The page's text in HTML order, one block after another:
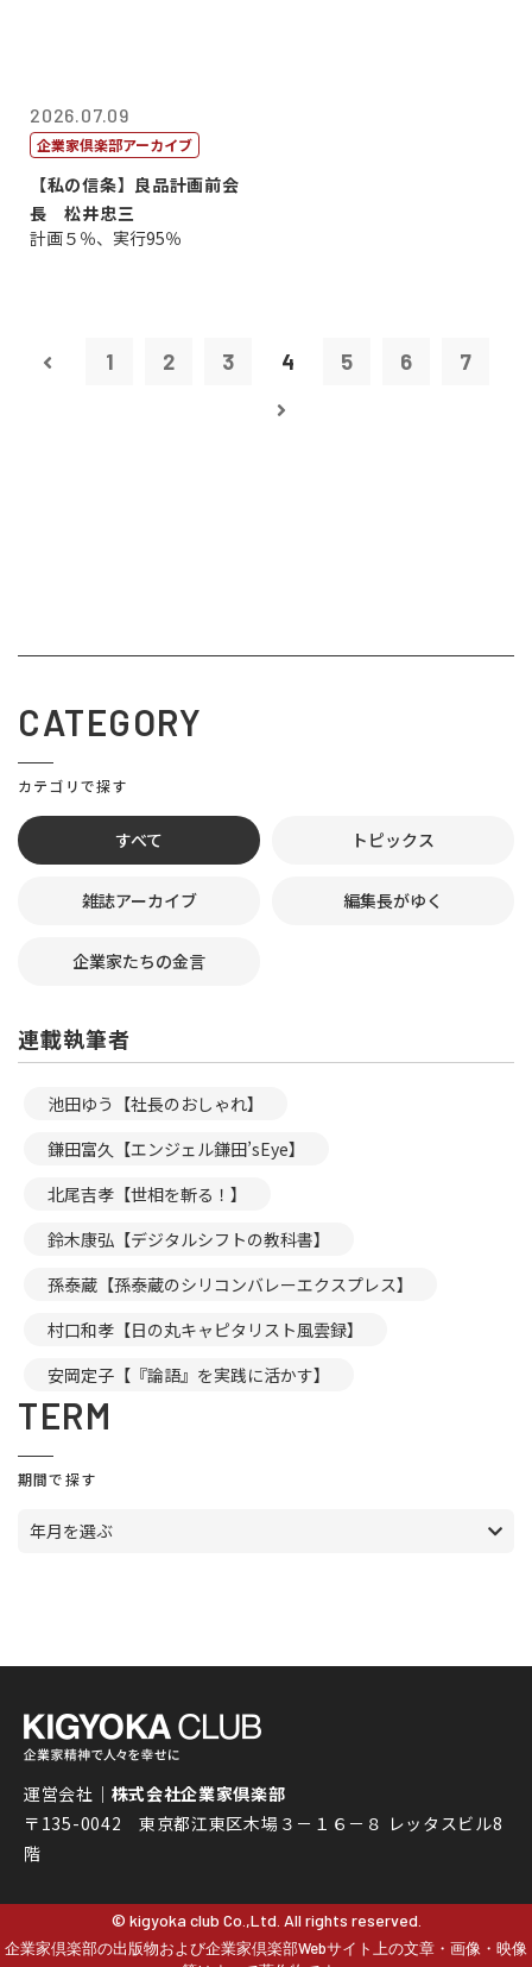
2026.07.09
企業家倶楽部アーカイブ
【私の信条】良品計画前会
長 松井忠三
計画５％、実行95％
1 2 3 4 5 6 7
CATEGORY
カテゴリで探す
すべて トピックス
雑誌アーカイブ 編集長がゆく
企業家たちの金言
連載執筆者
池田ゆう【社長のおしゃれ】
鎌田富久【エンジェル鎌田’sEye】
北尾吉孝【世相を斬る！】
鈴木康弘【デジタルシフトの教科書】
孫泰蔵【孫泰蔵のシリコンバレーエクスプレス】
村口和孝【日の丸キャピタリスト風雲録】
安岡定子【『論語』を実践に活かす】
TERM
期間で探す
年月を選ぶ
運営会社｜ 株式会社企業家倶楽部
〒135-0042 東京都江東区木場３－１６－８ レッタスビル8
階
© kigyoka club Co.,Ltd. All rights reserved.
企業家倶楽部の出版物および企業家倶楽部Webサイト上の文章・画像・映像